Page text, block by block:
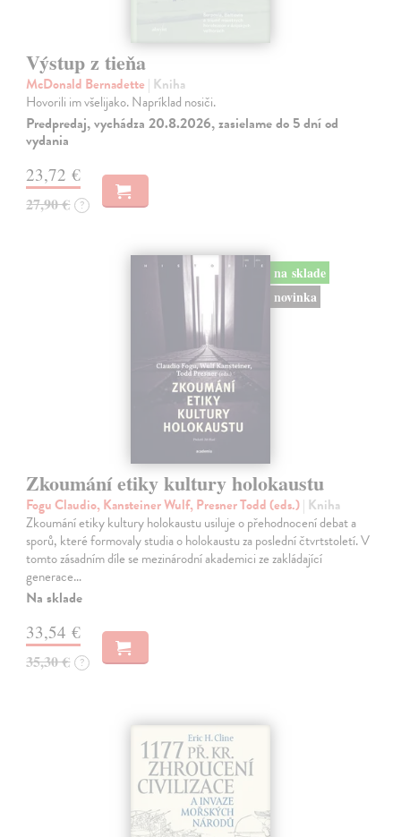
Výstup z tieňa
McDonald Bernadette | Kniha
Hovorili im všelijako. Napríklad nosiči.
Predpredaj, vychádza 20.8.2026, zasielame do 5 dní od
vydania
23,72 €
27,90 € ?
na sklade
novinka
Zkoumání etiky kultury holokaustu
Fogu Claudio, Kansteiner Wulf, Presner Todd (eds.)| Kniha
Zkoumání etiky kultury holokaustu usiluje o přehodnocení debat a
sporů, které formovaly studia o holokaustu za poslední čtvrtstoletí. V
tomto zásadním díle se mezinárodní akademici ze zakládající
generace…
Na sklade
33,54 €
35,30 € ?